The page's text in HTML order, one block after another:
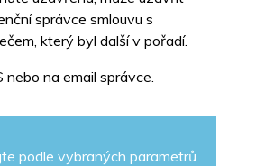
správce smlouvu s
který byl další v pořadí.
nebo na email správce.
podle vybraných parametrů